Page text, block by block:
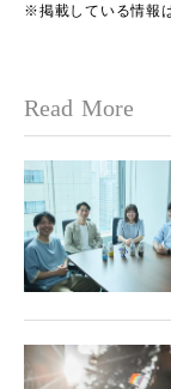
※掲載している情報
Read More